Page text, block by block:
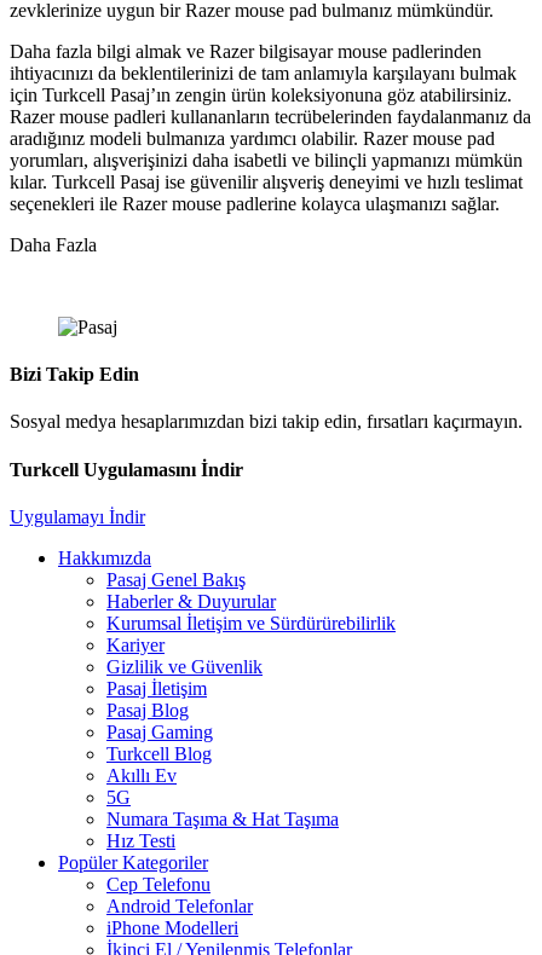
zevklerinize uygun bir Razer mouse pad bulmanız mümkündür.
Daha fazla bilgi almak ve Razer bilgisayar mouse padlerinden
ihtiyacınızı da beklentilerinizi de tam anlamıyla karşılayanı bulmak
için Turkcell Pasaj’ın zengin ürün koleksiyonuna göz atabilirsiniz.
Razer mouse padleri kullananların tecrübelerinden faydalanmanız da
aradığınız modeli bulmanıza yardımcı olabilir. Razer mouse pad
yorumları, alışverişinizi daha isabetli ve bilinçli yapmanızı mümkün
kılar. Turkcell Pasaj ise güvenilir alışveriş deneyimi ve hızlı teslimat
seçenekleri ile Razer mouse padlerine kolayca ulaşmanızı sağlar.
Daha Fazla
Bizi Takip Edin
Sosyal medya hesaplarımızdan bizi takip edin, fırsatları kaçırmayın.
Turkcell Uygulamasını İndir
Uygulamayı İndir
Hakkımızda
Pasaj Genel Bakış
Haberler & Duyurular
Kurumsal İletişim ve Sürdürürebilirlik
Kariyer
Gizlilik ve Güvenlik
Pasaj İletişim
Pasaj Blog
Pasaj Gaming
Turkcell Blog
Akıllı Ev
5G
Numara Taşıma & Hat Taşıma
Hız Testi
Popüler Kategoriler
Cep Telefonu
Android Telefonlar
iPhone Modelleri
İkinci El / Yenilenmiş Telefonlar